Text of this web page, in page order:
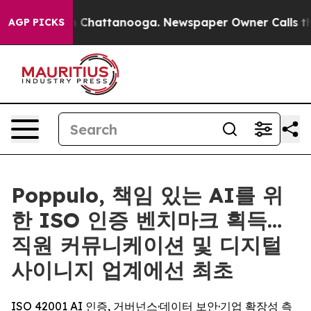
AGP PICKS
Chaos in Chattanooga. Newspaper Owner Calls the
Poppulo, 책임 있는 AI를 위
한 ISO 인증 벤치마크 획득…
직원 커뮤니케이션 및 디지털
사이니지 업계에선 최초
ISO 42001 AI 인증, 거버넌스·데이터 보안·기업 확장성 측